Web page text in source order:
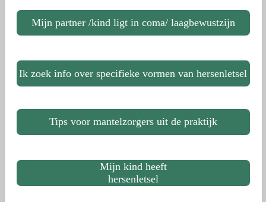
Mijn partner /kind ligt in coma/ laagbewustzijn
Ik zoek info over specifieke vormen van hersenletsel
Tips voor mantelzorgers uit de praktijk
Mijn kind heeft
hersenletsel